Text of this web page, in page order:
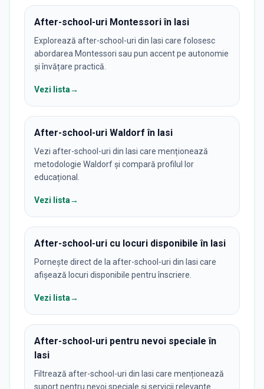
After-school-uri Montessori în Iasi
Explorează after-school-uri din Iasi care folosesc
abordarea Montessori sau pun accent pe autonomie
și învățare practică.
Vezi lista→
After-school-uri Waldorf în Iasi
Vezi after-school-uri din Iasi care menționează
metodologie Waldorf și compară profilul lor
educațional.
Vezi lista→
After-school-uri cu locuri disponibile în Iasi
Pornește direct de la after-school-uri din Iasi care
afișează locuri disponibile pentru înscriere.
Vezi lista→
After-school-uri pentru nevoi speciale în
Iasi
Filtrează after-school-uri din Iasi care menționează
suport pentru nevoi speciale și servicii relevante.